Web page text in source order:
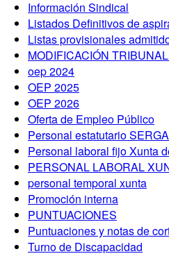
Información Sindical
Listados Definitivos de
Listas provisionales
MODIFICACIÓN
oep 2024
OEP 2025
OEP 2026
Oferta de Empleo Público
Personal estatutario
Personal laboral fijo Xunta
PERSONAL LABORAL
personal temporal xunta
Promoción interna
PUNTUACIONES
Puntuaciones y notas de
Turno de Discapacidad